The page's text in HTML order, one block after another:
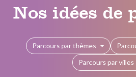
Nos idées de
Parcours par thèmes
Parcours par villes